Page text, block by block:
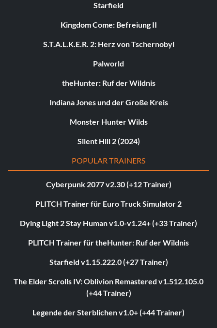
Starfield
Kingdom Come: Befreiung II
S.T.A.L.K.E.R. 2: Herz von Tschernobyl
Palworld
theHunter: Ruf der Wildnis
Indiana Jones und der Große Kreis
Monster Hunter Wilds
Silent Hill 2 (2024)
POPULAR TRAINERS
Cyberpunk 2077 v2.30 (+12 Trainer)
PLITCH Trainer für Euro Truck Simulator 2
Dying Light 2 Stay Human v1.0-v1.24+ (+33 Trainer)
PLITCH Trainer für theHunter: Ruf der Wildnis
Starfield v1.15.222.0 (+27 Trainer)
The Elder Scrolls IV: Oblivion Remastered v1.512.105.0
(+44 Trainer)
Legende der Sterblichen v1.0+ (+44 Trainer)